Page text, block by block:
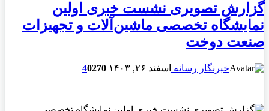
گزارش تصویری نشست خبری اولین
نمایشگاه تخصصی ماشین‌آلات و تجهیزات
صنعت دوخت
خبرنگار رسانه اسفند ۲۶, ۱۴۰۳ 40270